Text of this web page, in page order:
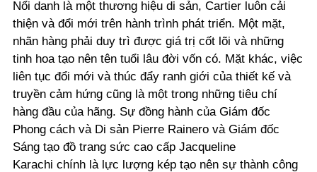
Nổi danh là một thương hiệu di sản, Cartier luôn cải
thiện và đổi mới trên hành trình phát triển. Một mặt,
nhãn hàng phải duy trì được giá trị cốt lõi và những
tinh hoa tạo nên tên tuổi lâu đời vốn có. Mặt khác, việc
liên tục đổi mới và thúc đẩy ranh giới của thiết kế và
truyền cảm hứng cũng là một trong những tiêu chí
hàng đầu của hãng. Sự đồng hành của Giám đốc
Phong cách và Di sản Pierre Rainero và Giám đốc
Sáng tạo đồ trang sức cao cấp Jacqueline
Karachi chính là lực lượng kép tạo nên sự thành công